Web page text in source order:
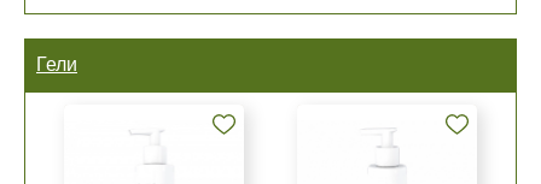
Гели